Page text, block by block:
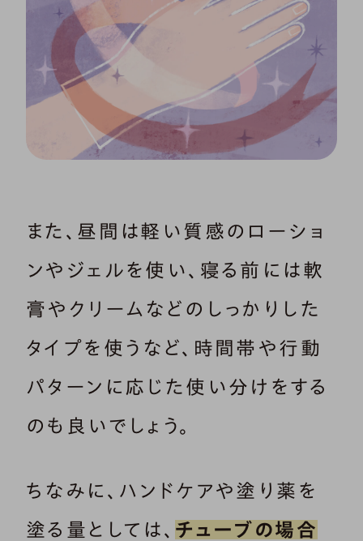
また、昼間は軽い質感のローショ
ンやジェルを使い、寝る前には軟
膏やクリームなどのしっかりした
タイプを使うなど、時間帯や行動
パターンに応じた使い分けをする
のも良いでしょう。
ちなみに、ハンドケアや塗り薬を
塗る量としては、 チューブの場合